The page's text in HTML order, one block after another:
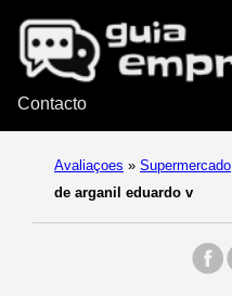
Contacto
Avaliaçoes » Supermercado
de arganil eduardo v